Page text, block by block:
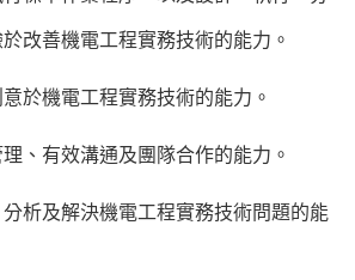
改善機電工程實務技術的能力。
於機電工程實務技術的能力。
、有效溝通及團隊合作的能力。
析及解決機電工程實務技術問題的能